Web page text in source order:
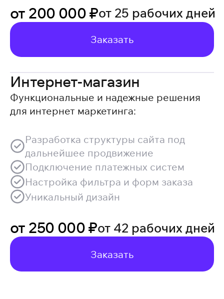
от 200 000 ₽от 25 рабочих дней
Заказать
Интернет-магазин
Функциональные и надежные решения
для интернет маркетинга:
Разработка структуры сайта под
дальнейшее продвижение
Подключение платежных систем
Настройка фильтра и форм заказа
Уникальный дизайн
от 250 000 ₽от 42 рабочих дней
Заказать